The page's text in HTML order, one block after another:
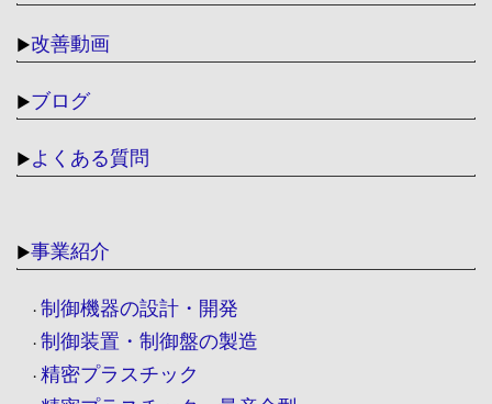
▶改善動画
▶ブログ
▶よくある質問
▶事業紹介
・ 制御機器の設計・開発
・ 制御装置・制御盤の製造
・ 精密プラスチック